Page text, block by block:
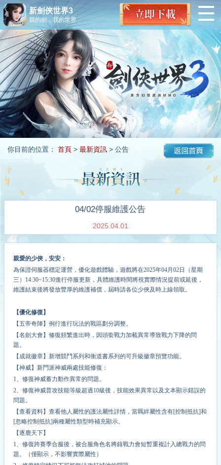
新劍俠世界3
我的劍，我的世界
你目前的位置： 首頁> 最新資訊> 公告
04/02停服維護公告
2025.04.01
親愛的少俠，安安：
為保證伺服器穩定運營，優化遊戲體驗，遊戲將在2025年04月02日（星期
三 ）14:30~15:30進行停服更新，具體維護時間將視實際情況提前或延後，
維護結束後將發放豐厚的維護補償，屆時請各位少俠及時上線領取。
【優化修復】
【五帝奇陣】例行進行玩法的戰區劃分調整。
【名劍大會】修復頻繁進出時，因頭銜戰力加載異常導致戰力下降的問
題。
【成就徽章】新增競鬥系列和衡道書系列的可升級徽章預覽功能。
【神威】新門派神威兩處技能修復：
1、修復神威蓄力動作異常的問題。
2、修復神威普攻技能等級超過10級後，技能效果異常以及文本顯示錯誤的
問題。
【查看資料】查看他人屬性的護法屬性詳情，當羈絆屬性含有[控制抵抗]和
[忽略控制抵抗]兩種屬性類型時補充顯示。
【逐鹿天下】
1、修復跨賽季合服後，被合服角色名將錄戰力會短暫重複計入總戰力的問
題。（僅顯示，不影響實際屬性）